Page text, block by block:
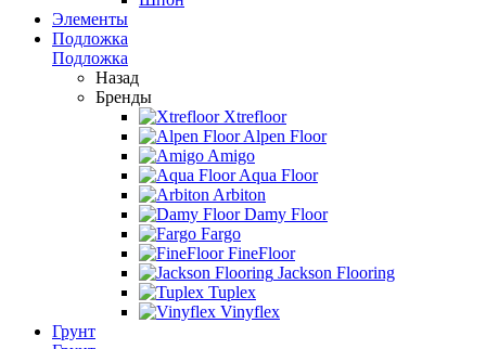
Элементы
Подложка
Подложка
Назад
Бренды
Xtrefloor
Alpen Floor
Amigo
Aqua Floor
Arbiton
Damy Floor
Fargo
FineFloor
Jackson Flooring
Tuplex
Vinyflex
Грунт